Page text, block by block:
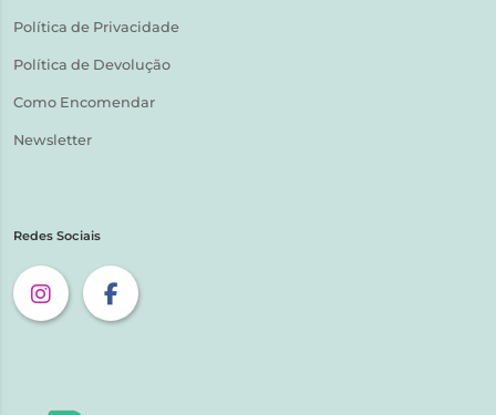
Política de Privacidade
Política de Devolução
Como Encomendar
Newsletter
Redes Sociais